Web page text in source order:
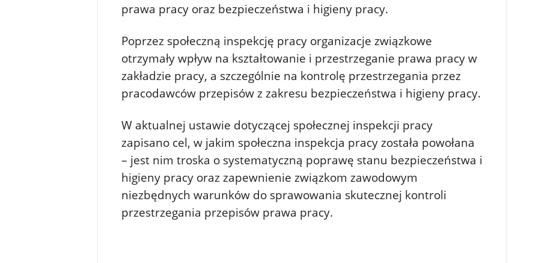
prawa pracy oraz bezpieczeństwa i higieny pracy.
Poprzez społeczną inspekcję pracy organizacje związkowe
otrzymały wpływ na kształtowanie i przestrzeganie prawa pracy w
zakładzie pracy, a szczególnie na kontrolę przestrzegania przez
pracodawców przepisów z zakresu bezpieczeństwa i higieny pracy.
W aktualnej ustawie dotyczącej społecznej inspekcji pracy
zapisano cel, w jakim społeczna inspekcja pracy została powołana
– jest nim troska o systematyczną poprawę stanu bezpieczeństwa i
higieny pracy oraz zapewnienie związkom zawodowym
niezbędnych warunków do sprawowania skutecznej kontroli
przestrzegania przepisów prawa pracy.